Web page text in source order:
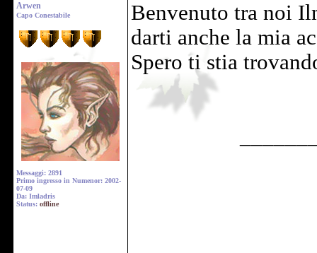
Arwen
Capo Conestabile
Messaggi: 2891
Primo ingresso in Numenor: 2002-
07-09
Da: Imladris
Status: offline
Benvenuto tra noi
darti anche la mia
Spero ti stia